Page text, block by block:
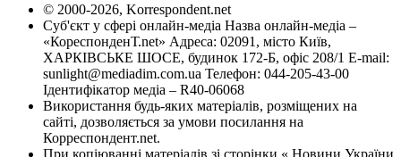
© 2000-2026, Korrespondent.net
Суб'єкт у сфері онлайн-медіа Назва онлайн-медіа –
«КореспонденТ.net» Адреса: 02091, місто Київ,
ХАРКІВСЬКЕ ШОСЕ, будинок 172-Б, офіс 208/1 E-mail:
sunlight@mediadim.com.ua Телефон: 044-205-43-00
Ідентифікатор медіа – R40-06068
Використання будь-яких матеріалів, розміщених на
сайті, дозволяється за умови посилання на
Корреспондент.net.
При копіюванні матеріалів зі сторінки « Новини України